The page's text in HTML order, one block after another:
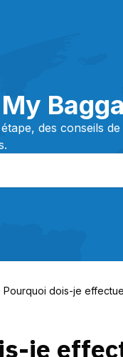
des conseils
Pourquoi dois-je
je